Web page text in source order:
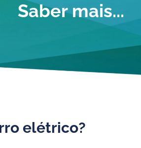
Saber mais...
elétrico?